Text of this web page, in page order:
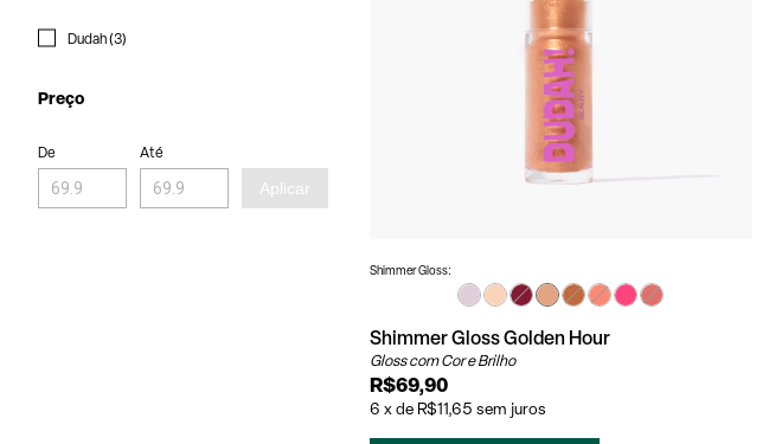
Dudah (3)
Preço
De
Até
Aplicar
Shimmer Gloss:
Shimmer Gloss Golden Hour
Gloss com Cor e Brilho
R$69,90
6 xde R$11,65 sem juros